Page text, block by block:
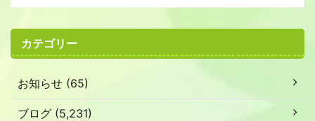
カテゴリー
お知らせ (65)
ブログ (5,231)